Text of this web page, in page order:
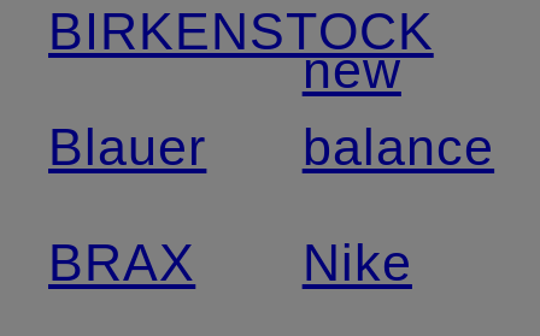
BIRKENSTOCK
Blauer
BRAX
new
balance
Nike